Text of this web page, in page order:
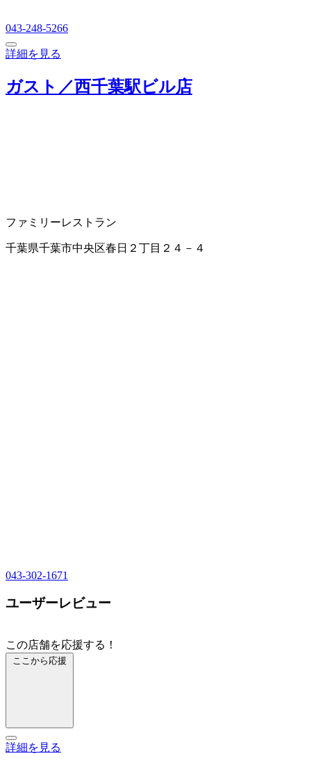
043-248-5266
詳細を見る
ガスト／西千葉駅ビル店
ファミリーレストラン
千葉県千葉市中央区春日２丁目２４－４
043-302-1671
ユーザーレビュー
この店舗を応援する！
ここから応援
詳細を見る